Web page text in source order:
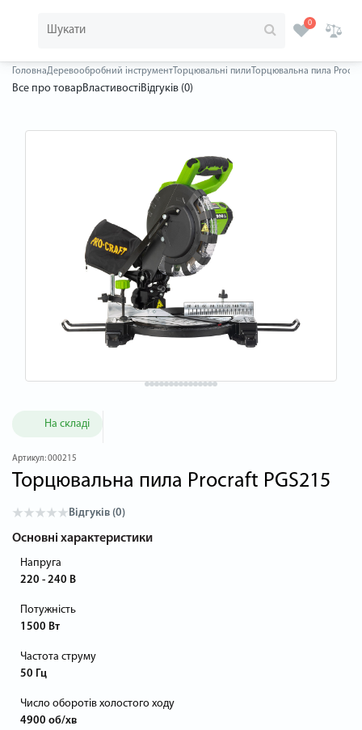
0
ГоловнаДеревообробний інструмент Торцювальні пили Торцювальна пила
Все про товарВластивостіВідгуків (0)
На складі
Артикул:000215
Торцювальна пила Procraft PGS215
Відгуків (0)
Основні характеристики
Напруга
220 - 240 В
Потужність
1500 Вт
Частота струму
50 Гц
Число оборотів холостого ходу
4900 об/хв